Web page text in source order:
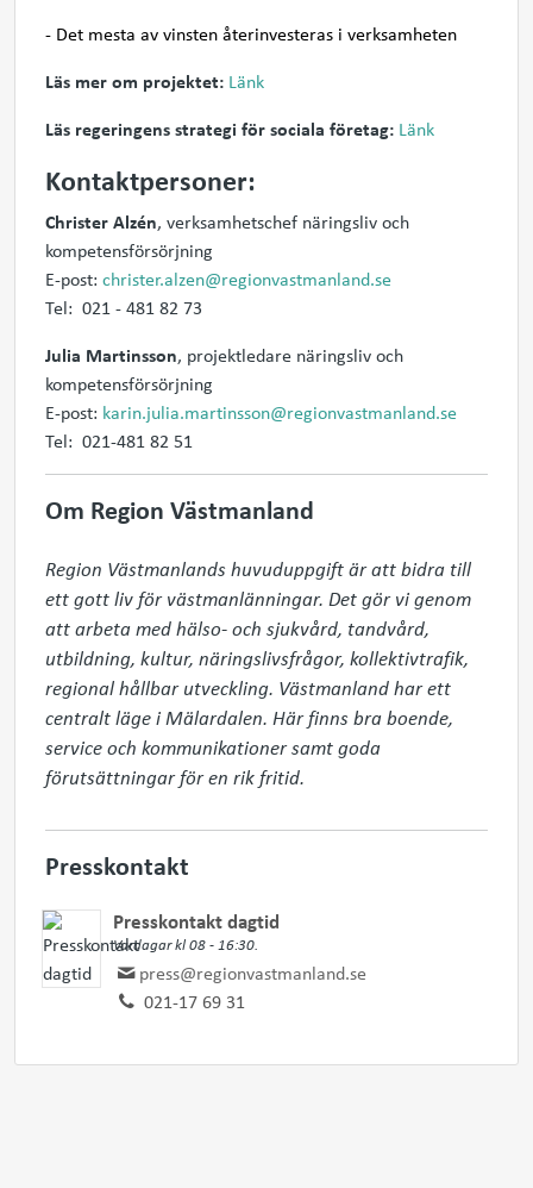
- Det mesta av vinsten återinvesteras i verksamheten
Läs mer om projektet: Länk
Läs regeringens strategi för sociala företag: Länk
Kontaktpersoner:
Christer Alzén, verksamhetschef näringsliv och
kompetensförsörjning
E-post: christer.alzen@regionvastmanland.se
Tel: 021 - 481 82 73
Julia Martinsson, projektledare näringsliv och
kompetensförsörjning
E-post: karin.julia.martinsson@regionvastmanland.se
Tel: 021-481 82 51
Om Region Västmanland
Region Västmanlands huvuduppgift är att bidra till
ett gott liv för västmanlänningar. Det gör vi genom
att arbeta med hälso- och sjukvård, tandvård,
utbildning, kultur, näringslivsfrågor, kollektivtrafik,
regional hållbar utveckling. Västmanland har ett
centralt läge i Mälardalen. Här finns bra boende,
service och kommunikationer samt goda
förutsättningar för en rik fritid.
Presskontakt
Presskontakt dagtid
Vardagar kl 08 - 16:30.
press@regionvastmanland.se
021-17 69 31